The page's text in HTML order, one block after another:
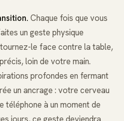
Chaque fois que vous
un geste physique
le face contre la table,
loin de votre main.
profondes en fermant
un ancrage : votre cerveau
téléphone à un moment de